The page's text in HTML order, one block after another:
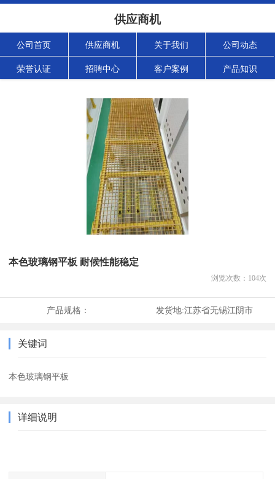
供应商机
公司首页 供应商机 关于我们 公司动态
荣誉认证 招聘中心 客户案例 产品知识
本色玻璃钢平板 耐候性能稳定
浏览次数： 104次
产品规格： 发货地:江苏省无锡江阴市
关键词
本色玻璃钢平板
详细说明